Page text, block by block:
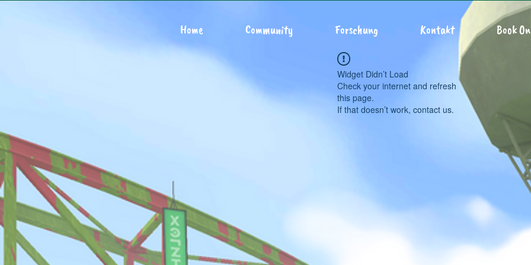
Home Community Forschung Kontakt Book
Widget Didn’t Load
Check your internet and refresh
this page.
If that doesn’t work, contact us.